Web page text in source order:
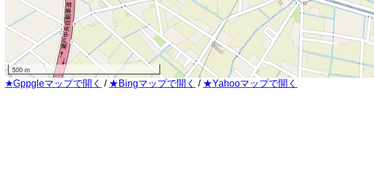
500 m
★Gppgleマップで開く / ★Bingマップで開く / ★Yahooマップで開く